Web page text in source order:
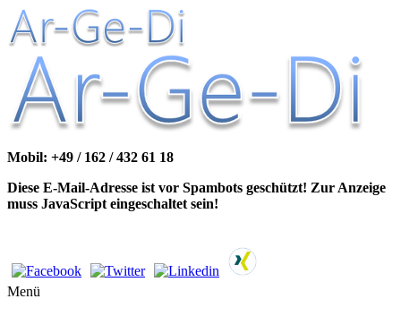
Mobil: +49 / 162 / 432 61 18
Diese E-Mail-Adresse ist vor Spambots geschützt! Zur Anzeige
muss JavaScript eingeschaltet sein!
Menü